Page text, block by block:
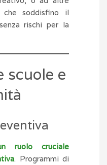
soddisfino il
rischi per la
scuole e
ruolo cruciale
. Programmi di